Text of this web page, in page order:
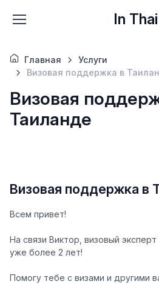
In Thai
Главная
Услуги
Визовая поддержка в
Визовая
Таиланде
Визовая поддержка в
Всем привет!
На связи Виктор, визовый
уже более 2 лет!
Помогу тебе с визами и другими